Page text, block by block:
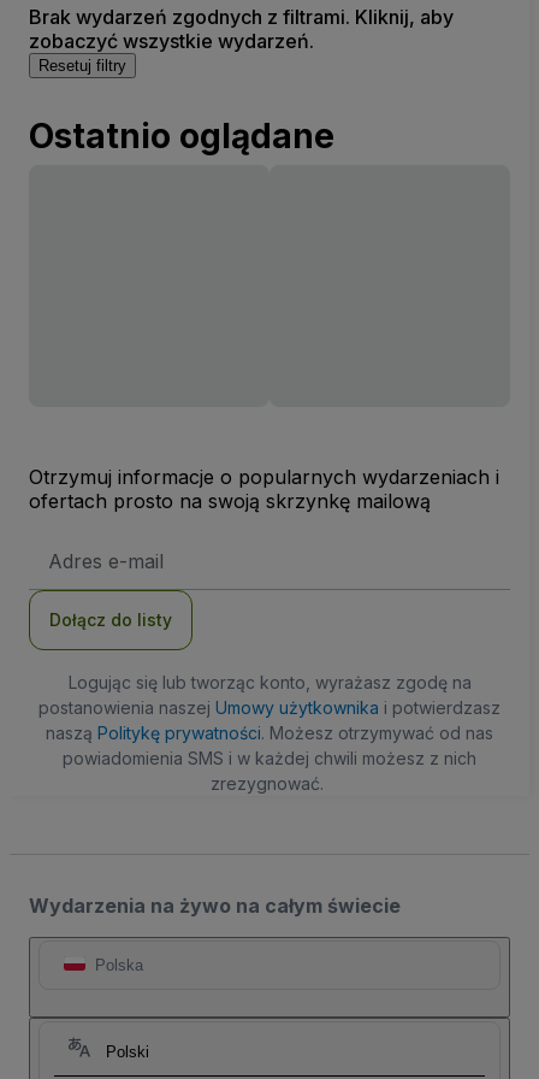
Brak wydarzeń zgodnych z filtrami. Kliknij, aby
zobaczyć wszystkie wydarzeń.
Resetuj filtry
Ostatnio oglądane
Otrzymuj informacje o popularnych wydarzeniach i
ofertach prosto na swoją skrzynkę mailową
e-
Dołącz do listy
Logując się lub tworząc konto, wyrażasz zgodę na
postanowienia naszej Umowy użytkownika i potwierdzasz
naszą Politykę prywatności. Możesz otrzymywać od nas
powiadomienia SMS i w każdej chwili możesz z nich
zrezygnować.
Wydarzenia na żywo na całym świecie
Polska
Polski